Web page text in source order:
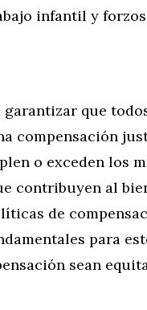
infantil y
que
compensación
o exceden los
contribuyen al
de
para
sean